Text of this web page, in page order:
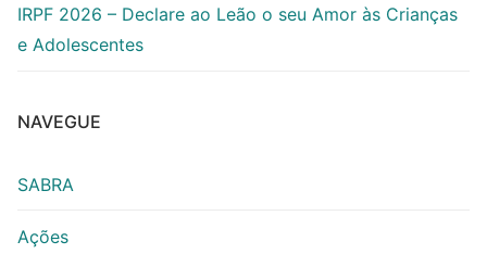
IRPF 2026 – Declare ao Leão o seu Amor às Crianças
e Adolescentes
NAVEGUE
SABRA
Ações